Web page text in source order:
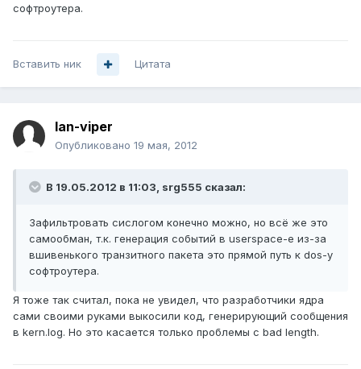
софтроутера.
Вставить ник Цитата
lan-viper
Опубликовано 19 мая, 2012
В 19.05.2012 в 11:03, srg555 сказал:
Зафильтровать сислогом конечно можно, но всё же это
самообман, т.к. генерация событий в userspace-е из-за
вшивенького транзитного пакета это прямой путь к dos-у
софтроутера.
Я тоже так считал, пока не увидел, что разработчики ядра
сами своими руками выкосили код, генерирующий сообщения
в kern.log. Но это касается только проблемы с bad length.